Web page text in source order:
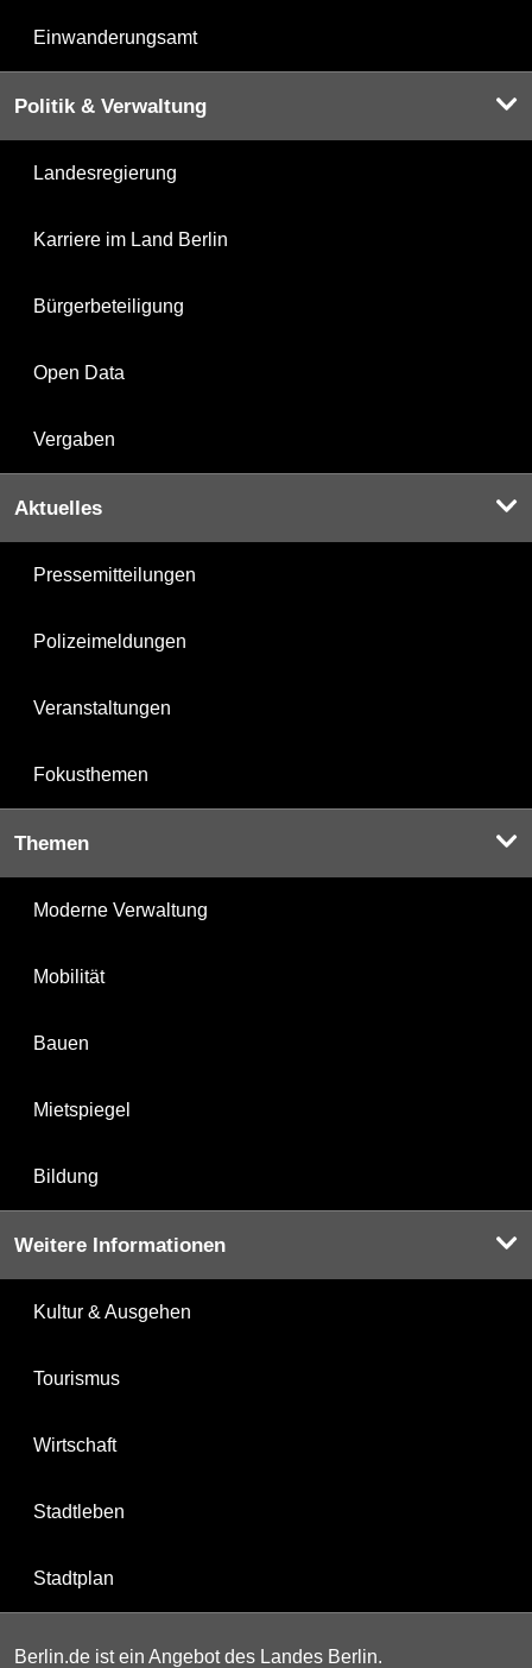
Einwanderungsamt
Politik & Verwaltung
Landesregierung
Karriere im Land Berlin
Bürgerbeteiligung
Open Data
Vergaben
Aktuelles
Pressemitteilungen
Polizeimeldungen
Veranstaltungen
Fokusthemen
Themen
Moderne Verwaltung
Mobilität
Bauen
Mietspiegel
Bildung
Weitere Informationen
Kultur & Ausgehen
Tourismus
Wirtschaft
Stadtleben
Stadtplan
Berlin.de ist ein Angebot des Landes Berlin.